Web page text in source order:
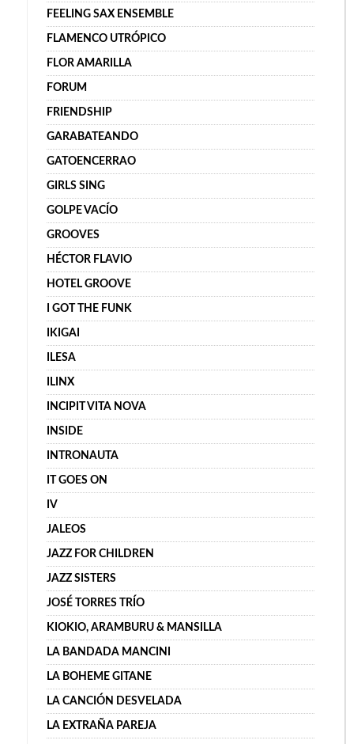
FEELING SAX ENSEMBLE
FLAMENCO UTRÓPICO
FLOR AMARILLA
FORUM
FRIENDSHIP
GARABATEANDO
GATOENCERRAO
GIRLS SING
GOLPE VACÍO
GROOVES
HÉCTOR FLAVIO
HOTEL GROOVE
I GOT THE FUNK
IKIGAI
ILESA
ILINX
INCIPIT VITA NOVA
INSIDE
INTRONAUTA
IT GOES ON
IV
JALEOS
JAZZ FOR CHILDREN
JAZZ SISTERS
JOSÉ TORRES TRÍO
KIOKIO, ARAMBURU & MANSILLA
LA BANDADA MANCINI
LA BOHEME GITANE
LA CANCIÓN DESVELADA
LA EXTRAÑA PAREJA